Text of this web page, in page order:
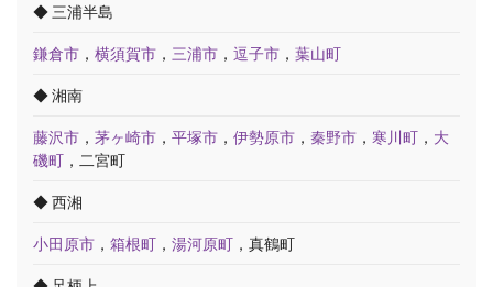
◆ 三浦半島
鎌倉市 ， 横須賀市 ， 三浦市 ， 逗子市 ， 葉山町
◆ 湘南
藤沢市 ， 茅ヶ崎市 ， 平塚市 ， 伊勢原市 ， 秦野市 ， 寒川町 ， 大
磯町 ，二宮町
◆ 西湘
小田原市 ， 箱根町 ， 湯河原町 ，真鶴町